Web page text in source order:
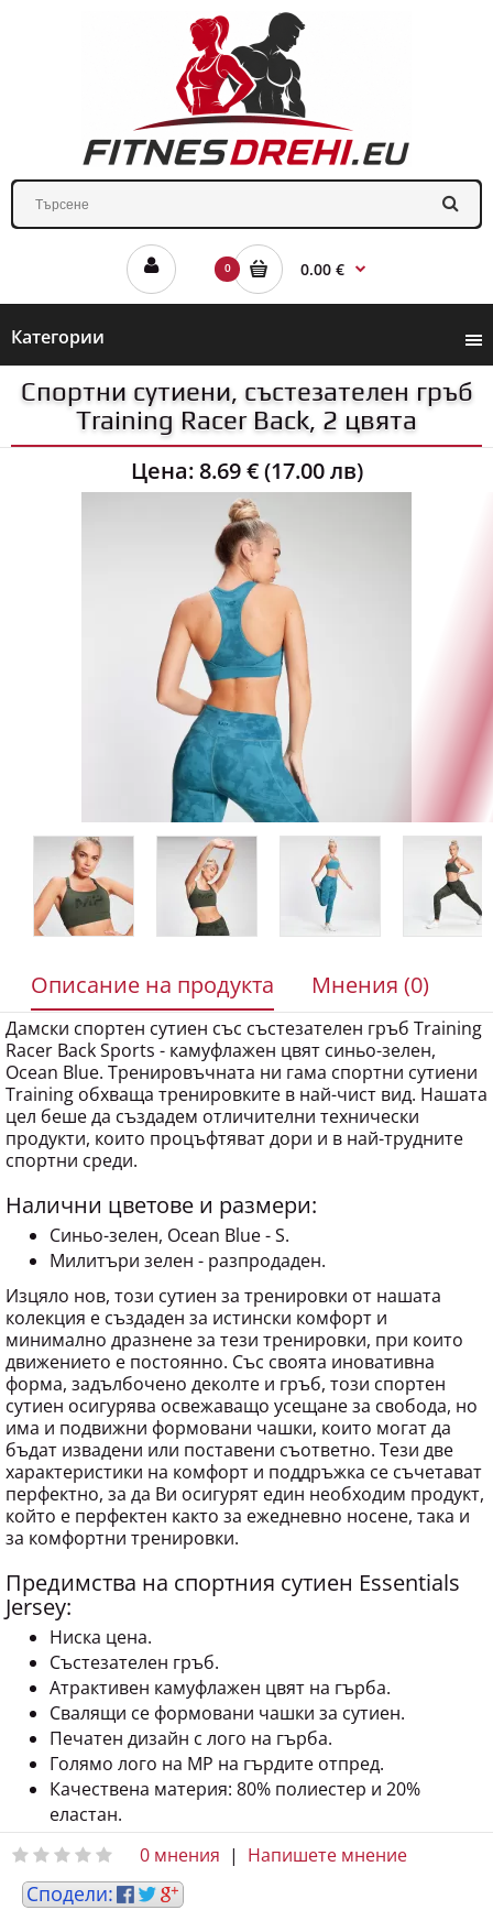
0 0.00 €
Категории
Спортни сутиени, състезателен гръб
Training Racer Back, 2 цвята
Цена:8.69 € (17.00 лв)
Описание на продукта Мнения (0)
Дамски спортен сутиен със състезателен гръб Training
Racer Back Sports - камуфлажен цвят синьо-зелен,
Ocean Blue. Тренировъчната ни гама спортни сутиени
Training обхваща тренировките в най-чист вид. Нашата
цел беше да създадем отличителни технически
продукти, които процъфтяват дори и в най-трудните
спортни среди.
Налични цветове и размери:
Синьо-зелен, Ocean Blue - S.
Милитъри зелен - разпродаден.
Изцяло нов, този сутиен за тренировки от нашата
колекция е създаден за истински комфорт и
минимално дразнене за тези тренировки, при които
движението е постоянно. Със своята иновативна
форма, задълбочено деколте и гръб, този спортен
сутиен осигурява освежаващо усещане за свобода, но
има и подвижни формовани чашки, които могат да
бъдат извадени или поставени съответно. Тези две
характеристики на комфорт и поддръжка се съчетават
перфектно, за да Ви осигурят един необходим продукт,
който е перфектен както за ежедневно носене, така и
за комфортни тренировки.
Предимства на спортния сутиен Essentials
Jersey:
Ниска цена.
Състезателен гръб.
Атрактивен камуфлажен цвят на гърба.
Свалящи се формовани чашки за сутиен.
Печатен дизайн с лого на гърба.
Голямо лого на MP на гърдите отпред.
Качествена материя: 80% полиестер и 20%
еластан.
0 мнения | Напишете мнение